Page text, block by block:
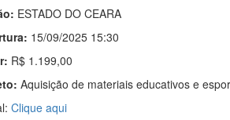
ESTADO DO CEARA
15/09/2025 15:30
R$ 1.199,00
Aquisição de materiais educativos e
Clique aqui